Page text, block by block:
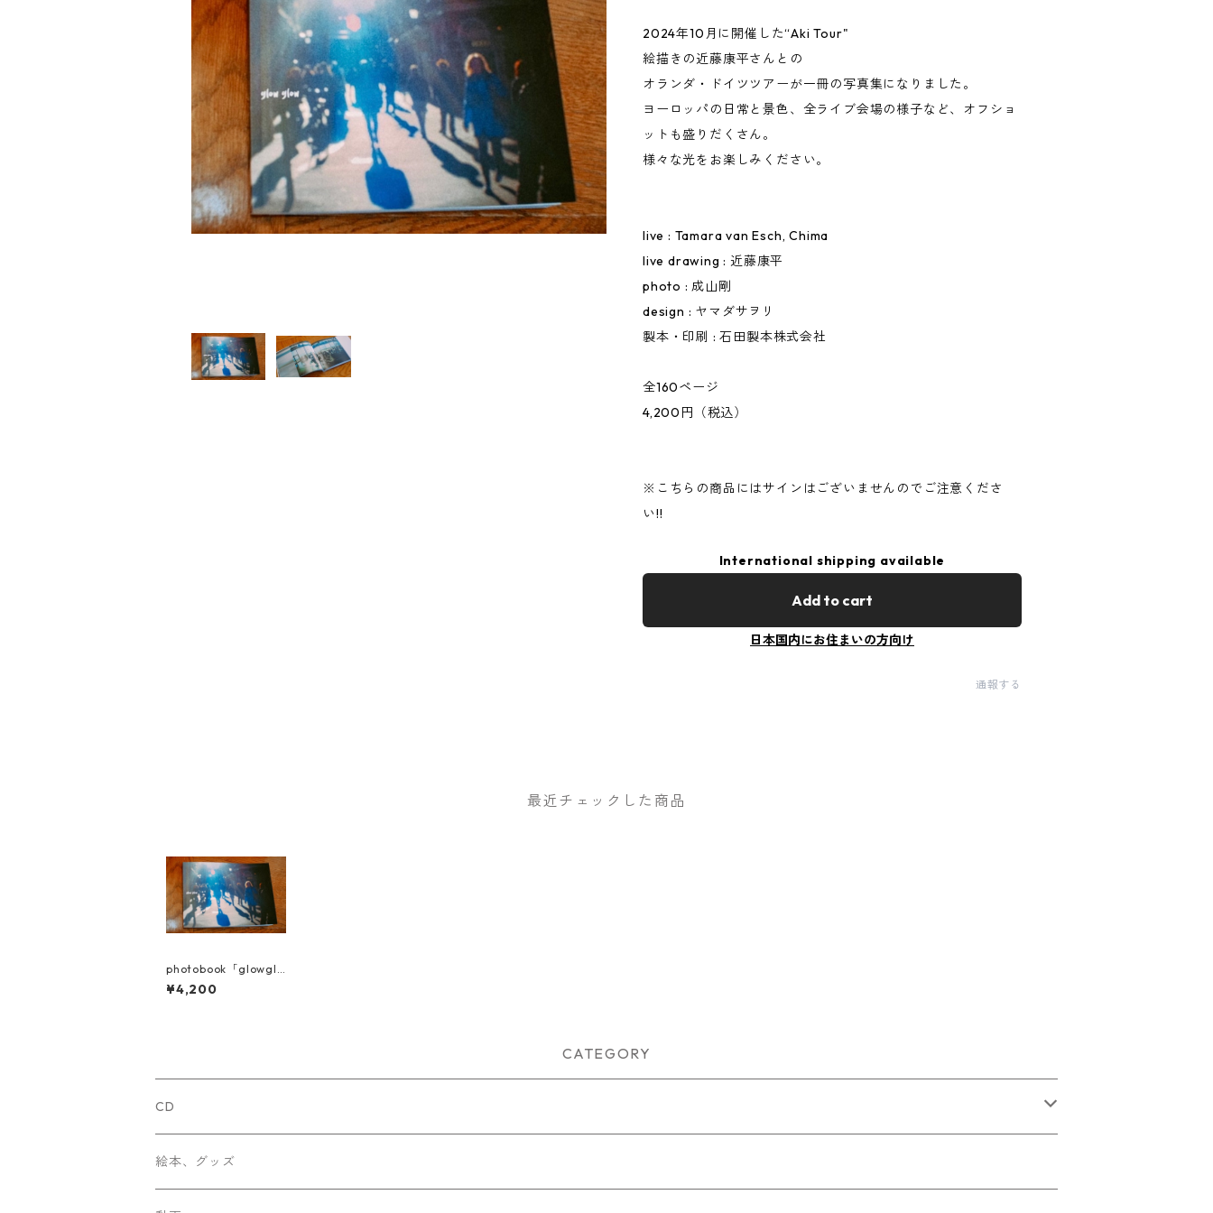
2024年10月に開催した“Aki Tour"
絵描きの近藤康平さんとの
オランダ・ドイツツアーが一冊の写真集になりました。
ヨーロッパの日常と景色、全ライブ会場の様子など、オフショ
ットも盛りだくさん。
様々な光をお楽しみください。
live : Tamara van Esch, Chima
live drawing : 近藤康平
photo : 成山剛
design : ヤマダサヲリ
製本・印刷 : 石田製本株式会社
全160ページ
4,200円（税込）
※こちらの商品にはサインはございませんのでご注意くださ
い!!
International shipping available
Add to cart
日本国内にお住まいの方向け
通報する
最近チェックした商品
photobook「glowglo
w」
¥4,200
CATEGORY
CD
Chima
絵本、グッズ